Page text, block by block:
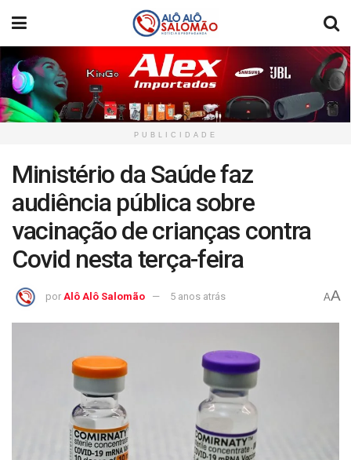
PUBLICIDADE
Ministério da Saúde faz
audiência pública sobre
vacinação de crianças contra
Covid nesta terça-feira
por Alô Alô Salomão 5 anos atrás AA